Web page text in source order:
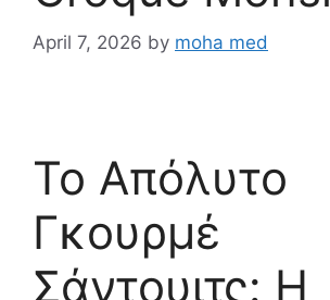
April 7, 2026 by moha med
Το Απόλυτο
Γκουρμέ
Σάντουιτς: Η